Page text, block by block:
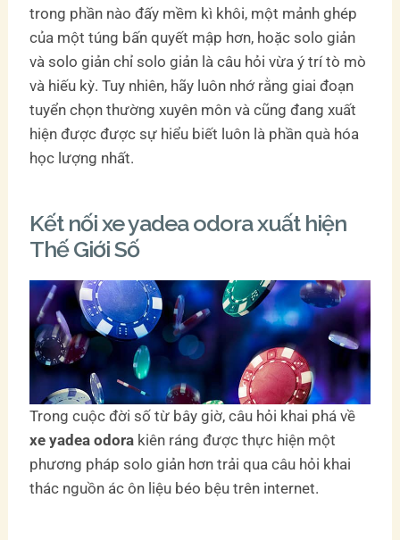
trong phần nào đấy mềm kì khôi, một mảnh ghép
của một túng bấn quyết mập hơn, hoặc solo giản
và solo giản chỉ solo giản là câu hỏi vừa ý trí tò mò
và hiếu kỳ. Tuy nhiên, hãy luôn nhớ rằng giai đoạn
tuyển chọn thường xuyên môn và cũng đang xuất
hiện được được sự hiểu biết luôn là phần quà hóa
học lượng nhất.
Kết nối xe yadea odora xuất hiện
Thế Giới Số
Trong cuộc đời số từ bây giờ, câu hỏi khai phá về
xe yadea odora kiên ráng được thực hiện một
phương pháp solo giản hơn trải qua câu hỏi khai
thác nguồn ác ôn liệu béo bệu trên internet.